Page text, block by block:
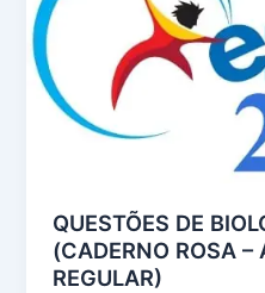
–
ANO
QUESTÕES DE
(CADERNO ROSA –
REGULAR)